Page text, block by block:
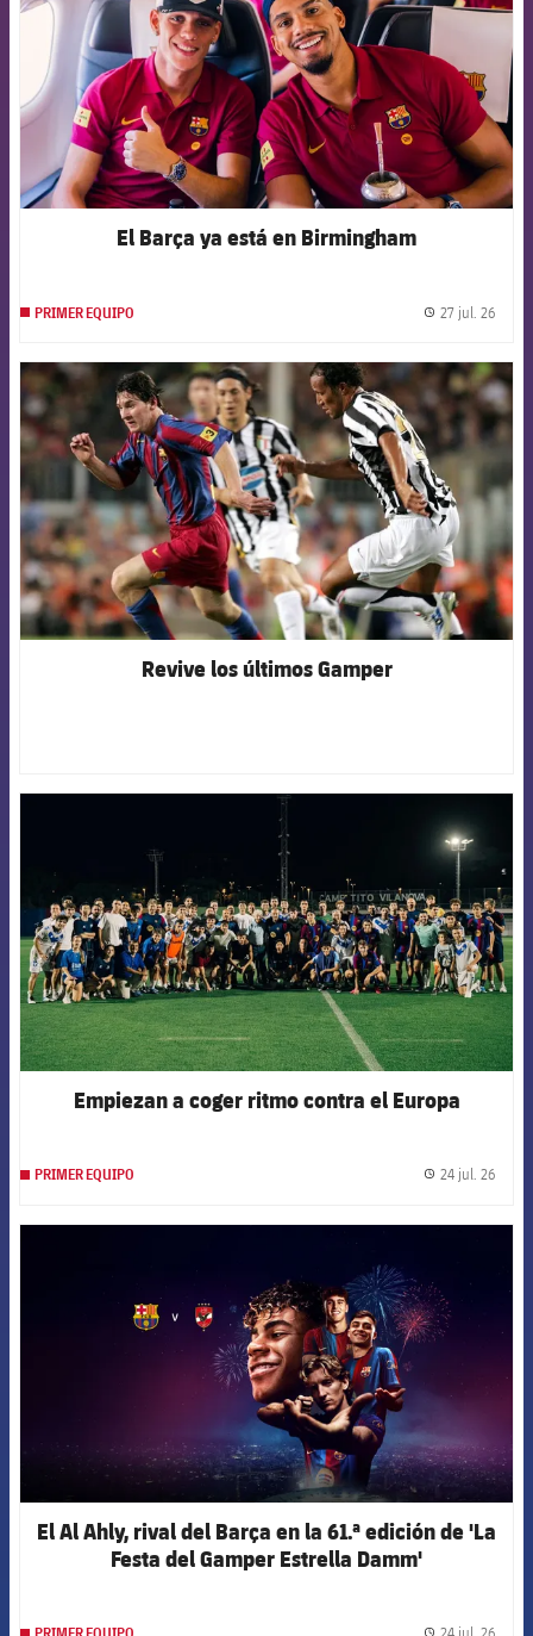
El Barça ya está en Birmingham
PRIMER EQUIPO 27 jul. 26
FCB Barcelona badge
Revive los últimos Gamper
FCB Barcelona badge
Empiezan a coger ritmo contra el Europa
PRIMER EQUIPO 24 jul. 26
El Al Ahly, rival del Barça en la 61.ª edición de 'La
Festa del Gamper Estrella Damm'